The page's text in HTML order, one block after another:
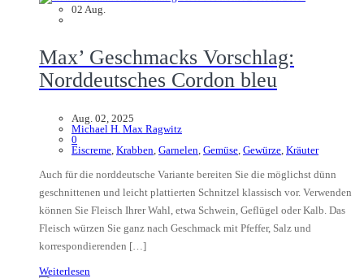
02 Aug.
Max’ Geschmacks Vorschlag:
Norddeutsches Cordon bleu
Aug. 02, 2025
Michael H. Max Ragwitz
0
Eiscreme Krabben Garnelen Gemüse Gewürze Kräuter
Auch für die norddeutsche Variante bereiten Sie die möglichst dünn
geschnittenen und leicht plattierten Schnitzel klassisch vor. Verwenden
können Sie Fleisch Ihrer Wahl, etwa Schwein, Geflügel oder Kalb. Das
Fleisch würzen Sie ganz nach Geschmack mit Pfeffer, Salz und
korrespondierenden […]
Weiterlesen